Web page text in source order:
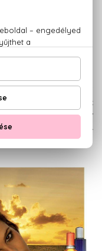
fel.
édes, gyümölcsös
de egyértelműen a
lehet. A forró,
parfümpáros is
változata az édes,
gyönyörű, vízparti
férfiaknak
de az intenzív
váltja fel. A
szórakoztató és